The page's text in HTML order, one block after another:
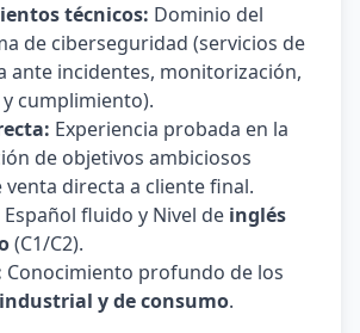
técnicos: Dominio del
de ciberseguridad (servicios de
ante incidentes, monitorización,
cumplimiento).
Experiencia probada en la
de objetivos ambiciosos
venta directa a cliente final.
Español fluido y Nivel de inglés
(C1/C2).
Conocimiento profundo de los
industrial y de consumo.